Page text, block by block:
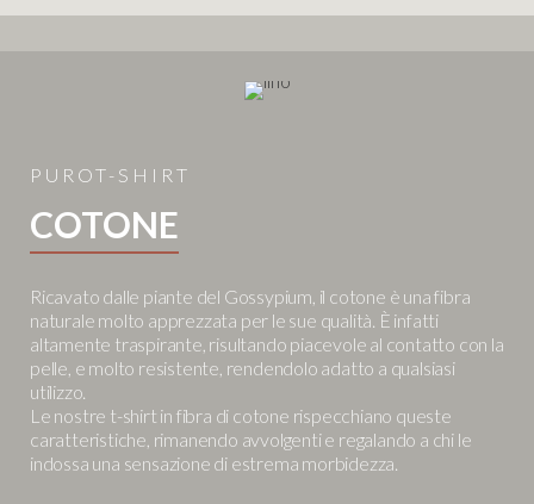
PUROT-SHIRT
COTONE
Ricavato dalle piante del Gossypium, il cotone è una fibra
naturale molto apprezzata per le sue qualità. È infatti
altamente traspirante, risultando piacevole al contatto con la
pelle, e molto resistente, rendendolo adatto a qualsiasi
utilizzo.
Le nostre t-shirt in fibra di cotone rispecchiano queste
caratteristiche, rimanendo avvolgenti e regalando a chi le
indossa una sensazione di estrema morbidezza.